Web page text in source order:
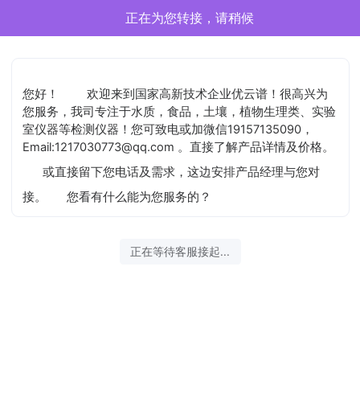
正在为您转接，请稍候
您好！
欢迎来到国家高新技术企业优云谱！很高兴为
您服务，我司专注于水质，食品，土壤，植物生理类、实验
室仪器等检测仪器！您可致电或加微信19157135090，
Email:1217030773@qq.com 。直接了解产品详情及价格。
或直接留下您电话及需求，这边安排产品经理与您对
接。
您看有什么能为您服务的？
正在等待客服接起...